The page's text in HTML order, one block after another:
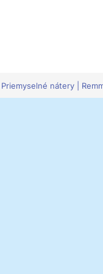
nátery |